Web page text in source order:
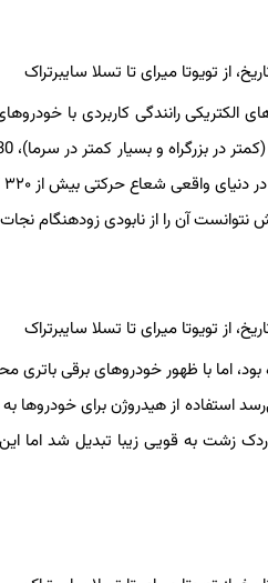
آن را از نابودی زودهنگام
اما با ظهور خودروهای برقی
استفاده از هیدروژن برای خودروها
زشت به قویی زیبا تبدیل شد اما